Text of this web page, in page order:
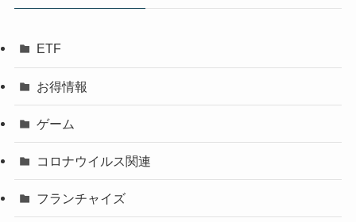
ETF
お得情報
ゲーム
コロナウイルス関連
フランチャイズ